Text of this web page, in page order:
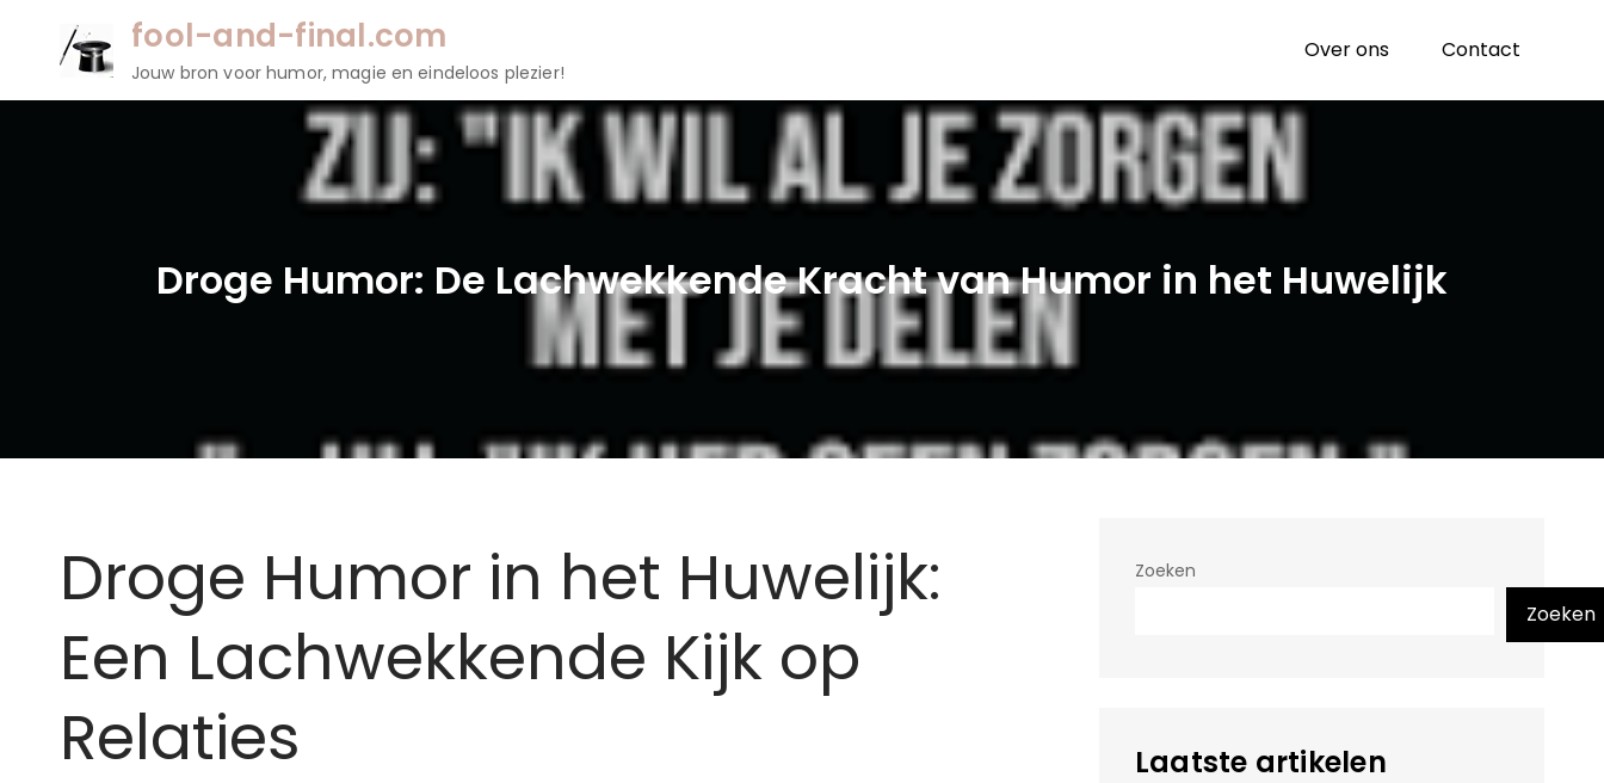
fool-and-final.com
Jouw bron voor humor, magie en eindeloos plezier!
Over ons Contact
Droge Humor: De Lachwekkende Kracht van Humor in het Huwelijk
Droge Humor in het Huwelijk:
Een Lachwekkende Kijk op
Relaties
Zoeken
Zoeken
Laatste artikelen